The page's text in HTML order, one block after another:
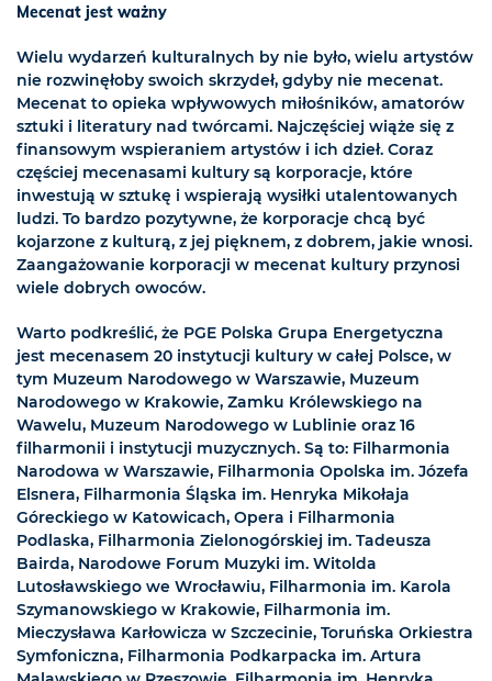
Mecenat jest ważny
Wielu wydarzeń kulturalnych by nie było, wielu artystów
nie rozwinęłoby swoich skrzydeł, gdyby nie mecenat.
Mecenat to opieka wpływowych miłośników, amatorów
sztuki i literatury nad twórcami. Najczęściej wiąże się z
finansowym wspieraniem artystów i ich dzieł. Coraz
częściej mecenasami kultury są korporacje, które
inwestują w sztukę i wspierają wysiłki utalentowanych
ludzi. To bardzo pozytywne, że korporacje chcą być
kojarzone z kulturą, z jej pięknem, z dobrem, jakie wnosi.
Zaangażowanie korporacji w mecenat kultury przynosi
wiele dobrych owoców.
Warto podkreślić, że PGE Polska Grupa Energetyczna
jest mecenasem 20 instytucji kultury w całej Polsce, w
tym Muzeum Narodowego w Warszawie, Muzeum
Narodowego w Krakowie, Zamku Królewskiego na
Wawelu, Muzeum Narodowego w Lublinie oraz 16
filharmonii i instytucji muzycznych. Są to: Filharmonia
Narodowa w Warszawie, Filharmonia Opolska im. Józefa
Elsnera, Filharmonia Śląska im. Henryka Mikołaja
Góreckiego w Katowicach, Opera i Filharmonia
Podlaska, Filharmonia Zielonogórskiej im. Tadeusza
Bairda, Narodowe Forum Muzyki im. Witolda
Lutosławskiego we Wrocławiu, Filharmonia im. Karola
Szymanowskiego w Krakowie, Filharmonia im.
Mieczysława Karłowicza w Szczecinie, Toruńska Orkiestra
Symfoniczna, Filharmonia Podkarpacka im. Artura